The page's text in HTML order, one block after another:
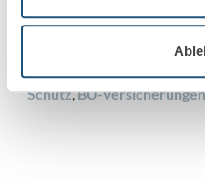
Schutz,BU-Versicherungen